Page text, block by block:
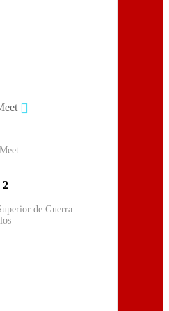
de Guerra